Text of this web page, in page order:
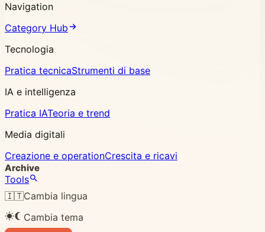
Navigation
Category Hub
Tecnologia
Pratica tecnicaStrumenti di base
IA e intelligenza
Pratica IATeoria e trend
Media digitali
Creazione e operationCrescita e ricavi
Archive
Tools
🇮🇹Cambia lingua
Cambia tema